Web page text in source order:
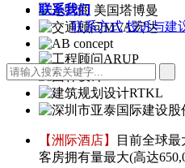
联系我们
联系方式 投诉与建
【洲际酒店】
目前全球
客房拥有量最大(高达